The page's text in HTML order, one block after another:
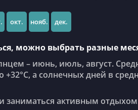
окт. нояб. дек.
можно выбрать разные
– июнь, июль, август.
а солнечных дней в
заниматься активным